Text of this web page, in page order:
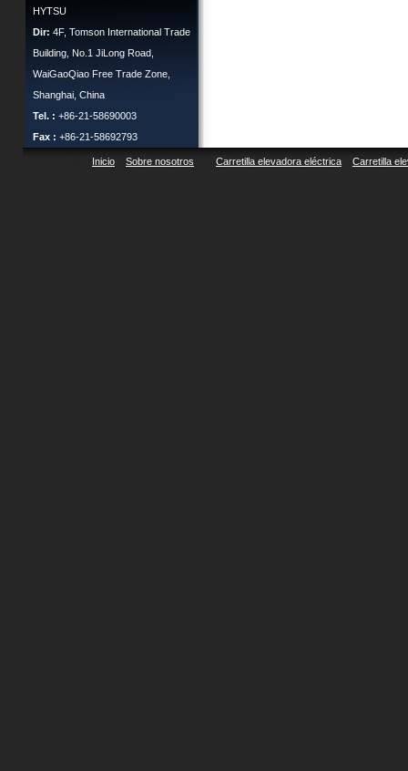
HYTSU
Dir: 4F, Tomson International Trade
Building, No.1 JiLong Road,
WaiGaoQiao Free Trade Zone,
Shanghai, China
Tel. : +86-21-58690003
Fax : +86-21-58692793
Inicio Sobre nosotros Carretilla elevadora eléctrica Carretilla